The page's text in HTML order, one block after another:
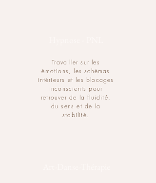
Travailler sur les
émotions, les schémas
intérieurs et les blocages
inconscients pour
retrouver de la fluidité,
du sens et de la
stabilité.